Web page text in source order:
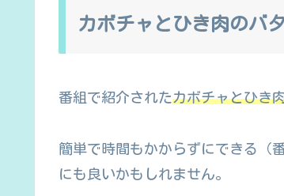
カボチャとひき肉のバ
番組で紹介されたカボチャとひき
簡単で時間もかからずにできる（
にも良いかもしれません。